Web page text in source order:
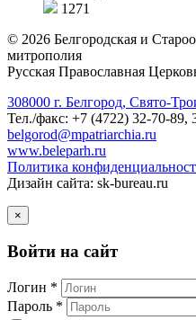
1271
© 2026 Белгородская и
митрополия
Русская Православная
308000 г. Белгород, Свято-
Тел./факс: +7 (4722) 32-70-89,
belgorod@mpatriarchia.ru
www.beleparh.ru
Политика
Дизайн сайта: sk-bureau.ru
×
Войти на сайт
Логин *
Пароль *